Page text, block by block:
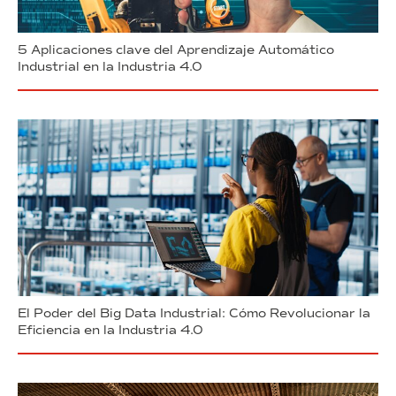
5 Aplicaciones clave del Aprendizaje Automático
Industrial en la Industria 4.0
El Poder del Big Data Industrial: Cómo Revolucionar la
Eficiencia en la Industria 4.0